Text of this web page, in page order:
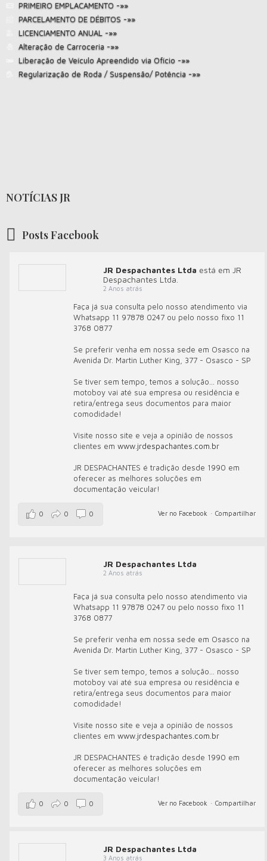
PRIMEIRO EMPLACAMENTO -»»
PARCELAMENTO DE DÉBITOS -»»
LICENCIAMENTO ANUAL -»»
Alteração de Carroceria -»»
Liberação de Veículo Apreendido via Ofício -»»
Regularização de Roda / Suspensão/ Potência -»»
NOTÍCIAS JR
Posts Facebook
JR Despachantes Ltda está em JR
Despachantes Ltda.
2 Anos atrás
Faça já sua consulta pelo nosso atendimento via
Whatsapp 11 97878 0247 ou pelo nosso fixo 11
3768 0877
Se preferir venha em nossa sede em Osasco na
Avenida Dr. Martin Luther King, 377 - Osasco - SP
Se tiver sem tempo, temos a solução... nosso
motoboy vai até sua empresa ou residência e
retira/entrega seus documentos para maior
comodidade!
Visite nosso site e veja a opinião de nossos
clientes em www.jrdespachantes.com.br
JR DESPACHANTES é tradição desde 1990 em
oferecer as melhores soluções em
documentação veicular!
Ver no Facebook · Compartilhar
0 0 0
JR Despachantes Ltda
2 Anos atrás
Faça já sua consulta pelo nosso atendimento via
Whatsapp 11 97878 0247 ou pelo nosso fixo 11
3768 0877
Se preferir venha em nossa sede em Osasco na
Avenida Dr. Martin Luther King, 377 - Osasco - SP
Se tiver sem tempo, temos a solução... nosso
motoboy vai até sua empresa ou residência e
retira/entrega seus documentos para maior
comodidade!
Visite nosso site e veja a opinião de nossos
clientes em www.jrdespachantes.com.br
JR DESPACHANTES é tradição desde 1990 em
oferecer as melhores soluções em
documentação veicular!
Ver no Facebook · Compartilhar
0 0 0
JR Despachantes Ltda
3 Anos atrás